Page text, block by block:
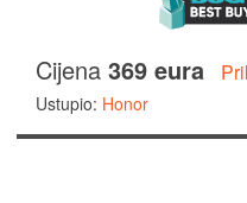
Cijena 369 eura
Ustupio: Honor